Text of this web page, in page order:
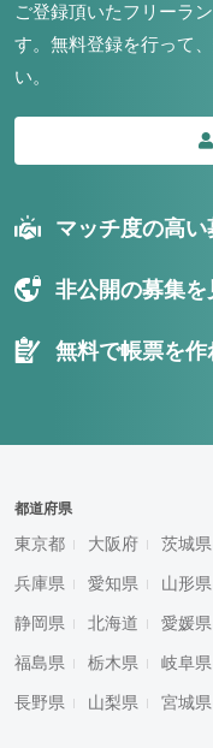
ご登録頂いたフリーラ
す。 無料登録を行って
い。
マッチ度の高
非公開の募集を
無料で帳票を作
都道府県
東京都 大阪府 茨城県
兵庫県 愛知県 山形県
静岡県 北海道 愛媛県
福島県 栃木県 岐阜県
長野県 山梨県 宮城県